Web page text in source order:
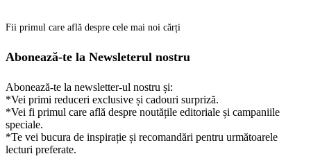
Fii primul care află despre cele mai noi cărți
Abonează-te la Newsleterul nostru
Abonează-te la newsletter-ul nostru și:
*Vei primi reduceri exclusive și cadouri surpriză.
*Vei fi primul care află despre noutățile editoriale și campaniile
speciale.
*Te vei bucura de inspirație și recomandări pentru următoarele
lecturi preferate.